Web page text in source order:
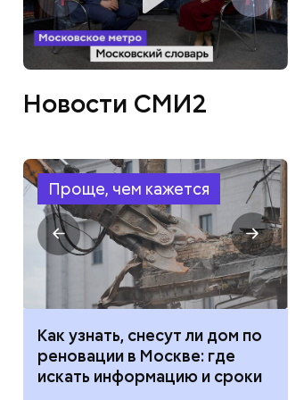
Новости СМИ2
Проще, чем кажется
Как узнать, снесут ли дом по
реновации в Москве: где
искать информацию и сроки